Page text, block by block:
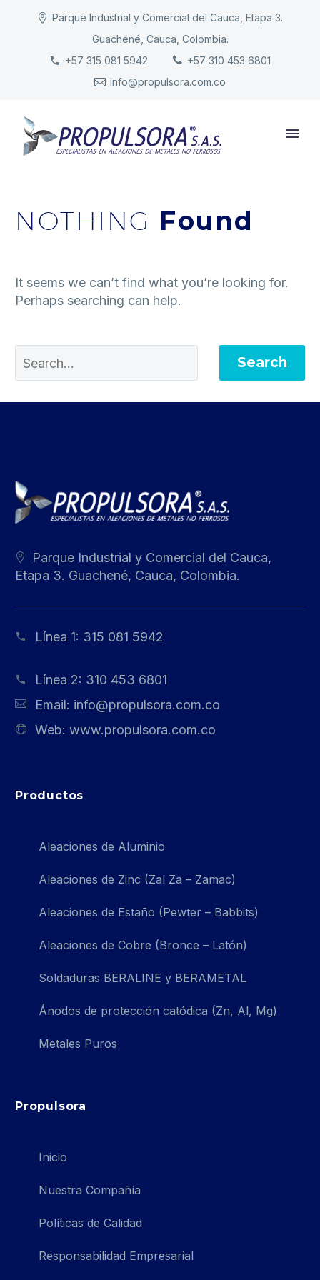
Parque Industrial y Comercial del Cauca, Etapa 3.
Guachené, Cauca, Colombia.
+57 315 081 5942
+57 310 453 6801
info@propulsora.com.co
INICIO
PRODUCTOS
NOTHING Found
It seems we can’t find what you’re looking for.
Perhaps searching can help.
Search
Parque Industrial y Comercial del Cauca,
Etapa 3. Guachené, Cauca, Colombia.
Línea 1: 315 081 5942
Línea 2: 310 453 6801
Email: info@propulsora.com.co
Web: www.propulsora.com.co
Productos
Aleaciones de Aluminio
Aleaciones de Zinc (Zal Za – Zamac)
Aleaciones de Estaño (Pewter – Babbits)
Aleaciones de Cobre (Bronce – Latón)
Soldaduras BERALINE y BERAMETAL
Ánodos de protección catódica (Zn, Al, Mg)
Metales Puros
Propulsora
Inicio
Nuestra Compañía
Políticas de Calidad
Responsabilidad Empresarial